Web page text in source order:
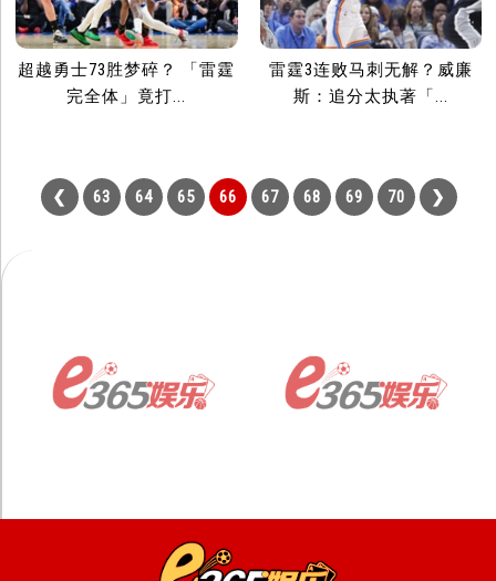
超越勇士73胜梦碎？ 「雷霆
完全体」竟打...
雷霆3连败马刺无解？威廉
斯：追分太执著「...
63 64 65 66 67 68 69 70